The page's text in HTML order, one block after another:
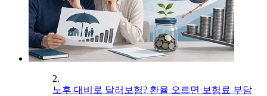
2.
노후 대비로 달러보험? 환율 오르면 보험료 부담